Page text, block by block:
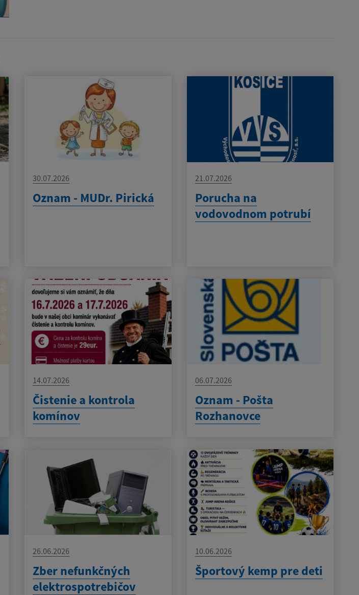
30.07.2026
Oznam - MUDr. Pirická
21.07.2026
Porucha na
vodovodnom potrubí
14.07.2026
Čistenie a kontrola
komínov
06.07.2026
Oznam - Pošta
Rozhanovce
26.06.2026
Zber nefunkčných
elektrospotrebičov
10.06.2026
Športový kemp pre deti